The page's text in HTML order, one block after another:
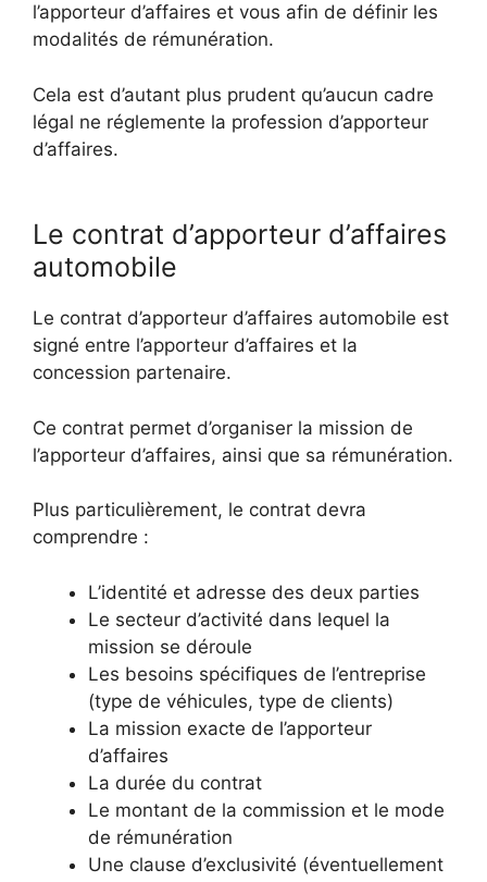
l’apporteur d’affaires et vous afin de définir les
modalités de rémunération.
Cela est d’autant plus prudent qu’aucun cadre
légal ne réglemente la profession d’apporteur
d’affaires.
Le contrat d’apporteur d’affaires
automobile
Le contrat d’apporteur d’affaires automobile est
signé entre l’apporteur d’affaires et la
concession partenaire.
Ce contrat permet d’organiser la mission de
l’apporteur d’affaires, ainsi que sa rémunération.
Plus particulièrement, le contrat devra
comprendre :
L’identité et adresse des deux parties
Le secteur d’activité dans lequel la
mission se déroule
Les besoins spécifiques de l’entreprise
(type de véhicules, type de clients)
La mission exacte de l’apporteur
d’affaires
La durée du contrat
Le montant de la commission et le mode
de rémunération
Une clause d’exclusivité (éventuellement